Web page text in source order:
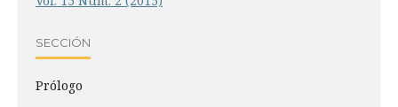
SECCIÓN
Prólogo